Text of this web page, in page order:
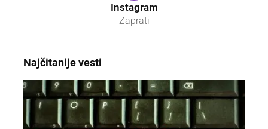
Instagram
Zaprati
Najčitanije vesti